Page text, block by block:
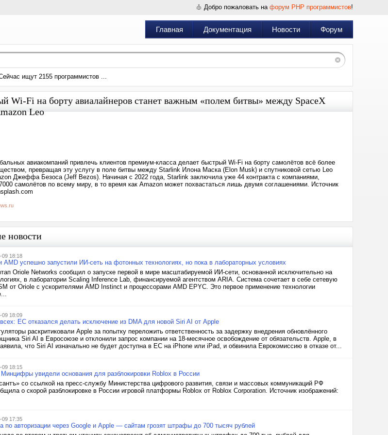
Добро пожаловать на форум PHP программистов!
Главная Документация Новости Форум
ищут 2155 программистов ...
Wi-Fi на борту авиалайнеров станет важным «полем битвы» между SpaceX
Leo
авиакомпаний привлечь клиентов премиум-класса делает быстрый Wi-Fi на борту самолётов всё более
превращая эту услугу в поле битвы между Starlink Илона Маска (Elon Musk) и спутниковой сетью Leo
Джеффа Безоса (Jeff Bezos). Начиная с 2022 года, Starlink заключила уже 44 контракта с компаниями,
самолётов по всему миру, в то время как Amazon может похвастаться лишь двумя соглашениями. Источник
новости
09 18:18
AMD успешно запустили ИИ-сеть на фотонных технологиях, но пока в лабораторных условиях
Oriole Networks сообщил о запуске первой в мире масштабируемой ИИ-сети, основанной исключительно на
в лаборатории Scaling Inference Lab, финансируемой агентством ARIA. Система сочетает в себе сетевую
от Oriole с ускорителями AMD Instinct и процессорами AMD EPYC. Это первое применение технологии
09 18:09
ЕС отказался делать исключение из DMA для новой Siri AI от Apple
раскритиковали Apple за попытку переложить ответственность за задержку внедрения обновлённого
Siri AI в Евросоюзе и отклонили запрос компании на 18-месячное освобождение от обязательств. Apple, в
что Siri AI изначально не будет доступна в ЕС на iPhone или iPad, и обвинила Еврокомиссию в отказе от...
09 18:15
увидели основания для разблокировки Roblox в России
со ссылкой на пресс-службу Министерства цифрового развития, связи и массовых коммуникаций РФ
о скорой разблокировке в России игровой платформы Roblox от Roblox Corporation. Источник изображений:
09 17:35
по авторизации через Google и Apple — сайтам грозят штрафы до 700 тысяч рублей